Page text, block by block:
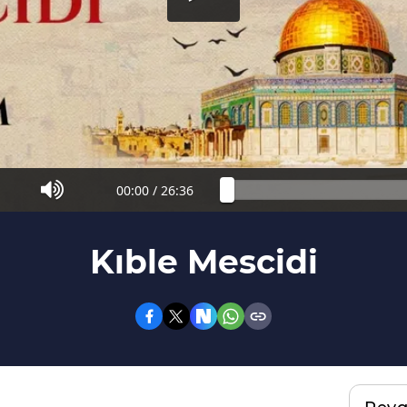
00:00 / 26:36
Kıble Mescidi